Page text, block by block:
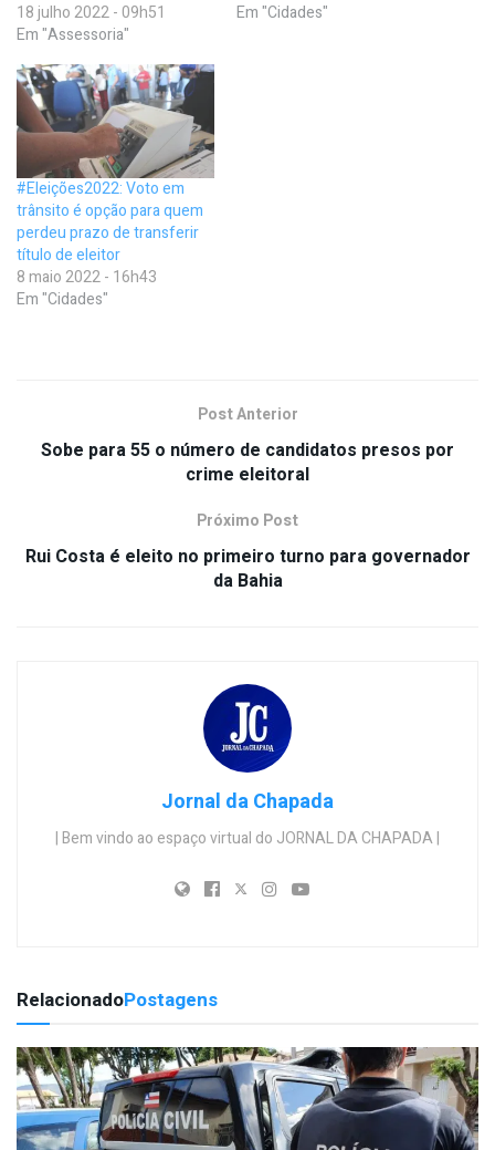
18 julho 2022 - 09h51
Em "Assessoria"
Em "Cidades"
#Eleições2022: Voto em
trânsito é opção para quem
perdeu prazo de transferir
título de eleitor
8 maio 2022 - 16h43
Em "Cidades"
Post Anterior
Sobe para 55 o número de candidatos presos por
crime eleitoral
Próximo Post
Rui Costa é eleito no primeiro turno para governador
da Bahia
Jornal da Chapada
| Bem vindo ao espaço virtual do JORNAL DA CHAPADA |
RelacionadoPostagens